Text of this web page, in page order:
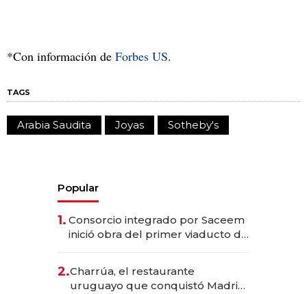
*Con información de Forbes US.
TAGS
Arabia Saudita Joyas Sotheby's
Popular
1. Consorcio integrado por Saceem
inició obra del primer viaducto de
millones
2.Charrúa, el restaurante
uruguayo que conquistó Madrid: